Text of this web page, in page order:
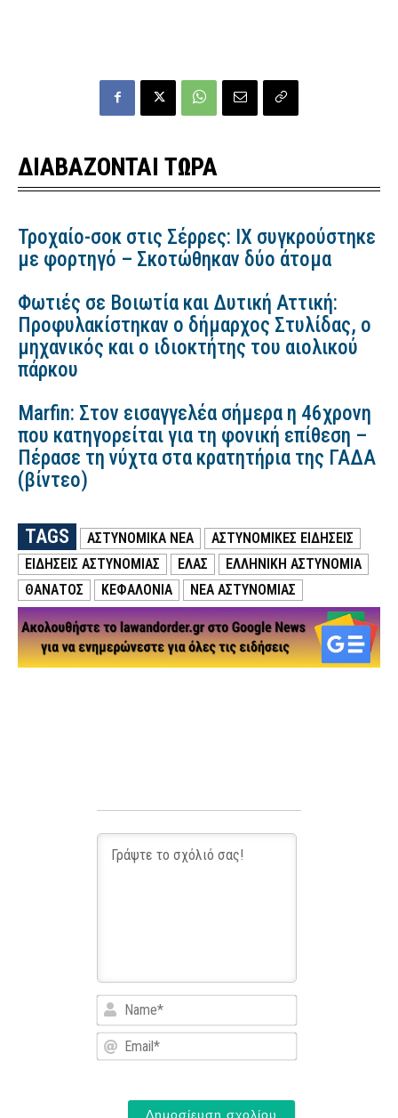
ΔΙΑΒΑΖΟΝΤΑΙ ΤΩΡΑ
Τροχαίο-σοκ στις Σέρρες: ΙΧ συγκρούστηκε
με φορτηγό – Σκοτώθηκαν δύο άτομα
Φωτιές σε Βοιωτία και Δυτική Αττική:
Προφυλακίστηκαν ο δήμαρχος Στυλίδας, ο
μηχανικός και ο ιδιοκτήτης του αιολικού
πάρκου
Marfin: Στον εισαγγελέα σήμερα η 46χρονη
που κατηγορείται για τη φονική επίθεση –
Πέρασε τη νύχτα στα κρατητήρια της ΓΑΔΑ
(βίντεο)
TAGS ΑΣΤΥΝΟΜΙΚΑ ΝΕΑ
ΑΣΤΥΝΟΜΙΚΕΣ ΕΙΔΗΣΕΙΣ
ΕΙΔΗΣΕΙΣ ΑΣΤΥΝΟΜΙΑΣ
ΕΛΑΣ
ΕΛΛΗΝΙΚΗ ΑΣΤΥΝΟΜΙΑ
ΘΑΝΑΤΟΣ
ΚΕΦΑΛΟΝΙΑ ΝΕΑ ΑΣΤΥΝΟΜΙΑΣ
Name*
Email*